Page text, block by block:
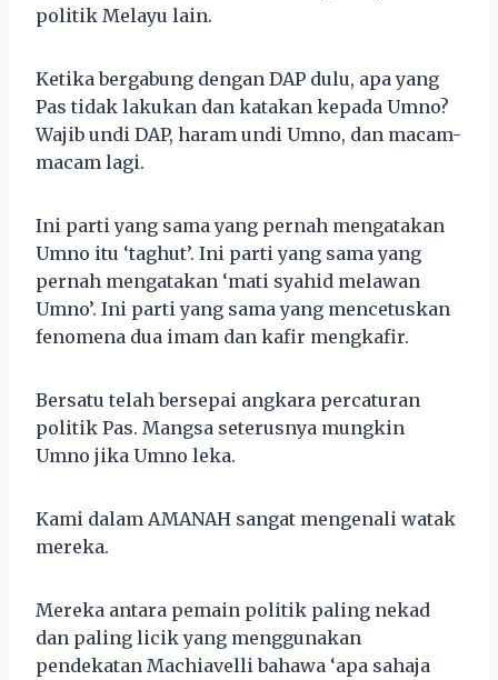
politik Melayu lain.
Ketika bergabung dengan DAP dulu, apa yang
Pas tidak lakukan dan katakan kepada Umno?
Wajib undi DAP, haram undi Umno, dan macam-
macam lagi.
Ini parti yang sama yang pernah mengatakan
Umno itu ‘taghut’. Ini parti yang sama yang
pernah mengatakan ‘mati syahid melawan
Umno’. Ini parti yang sama yang mencetuskan
fenomena dua imam dan kafir mengkafir.
Bersatu telah bersepai angkara percaturan
politik Pas. Mangsa seterusnya mungkin
Umno jika Umno leka.
Kami dalam AMANAH sangat mengenali watak
mereka.
Mereka antara pemain politik paling nekad
dan paling licik yang menggunakan
pendekatan Machiavelli bahawa ‘apa sahaja